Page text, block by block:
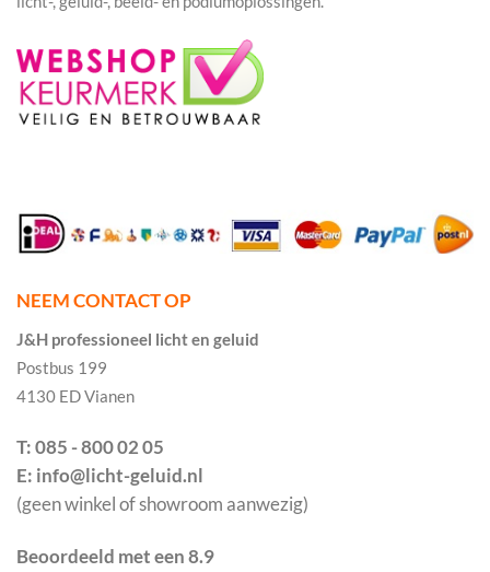
NEEM CONTACT OP
J&H professioneel licht en geluid
Postbus 199
4130 ED Vianen
T: 085 - 800 02 05
E: info@licht-geluid.nl
(geen winkel of showroom aanwezig)
Beoordeeld met een 8.9